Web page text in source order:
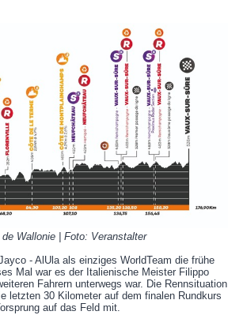
Wallonie | Foto: Veranstalter
- AlUla als einziges WorldTeam die frühe
Mal war es der Italienische Meister Filippo
Fahrern unterwegs war. Die Rennsituation
letzten 30 Kilometer auf dem finalen Rundkurs
auf das Feld mit.